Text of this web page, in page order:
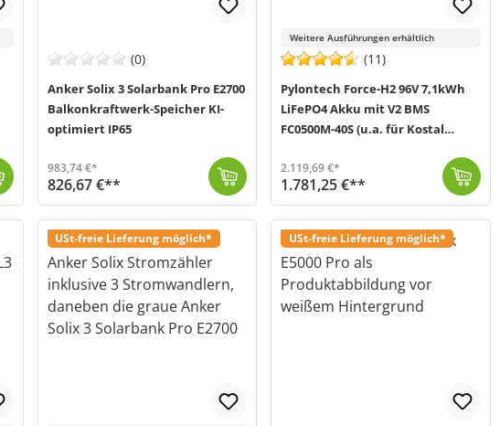
(0)
Anker Solix 3 Solarbank Pro E2700
Balkonkraftwerk-Speicher KI-
optimiert IP65
983,74 €*
826,67 €**
Weitere Ausführungen erhältlich
(11)
Pylontech Force-H2 96V 7,1kWh
LiFePO4 Akku mit V2 BMS
FC0500M-40S (u.a. für Kostal
2.119,69 €*
1.781,25 €**
USt-freie Lieferung möglich* USt-freie Lieferung möglich*